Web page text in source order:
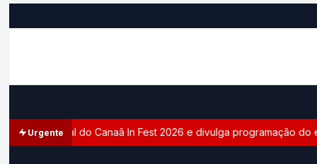
Urgente
site oficial do Canaã In Fest 2026 e divulga programação do